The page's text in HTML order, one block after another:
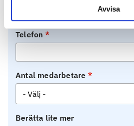
Avvisa
Telefon
Antal medarbetare
Berätta lite mer